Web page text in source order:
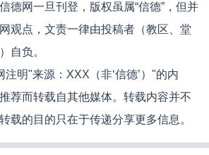
德网一旦刊登，版权虽属“信德”，但并
观点，文责一律由投稿者（教区、堂
自负。
明"来源：XXX（非‘信德’）"的内
荐而转载自其他媒体。转载内容并不
载的目的只在于传递分享更多信息。